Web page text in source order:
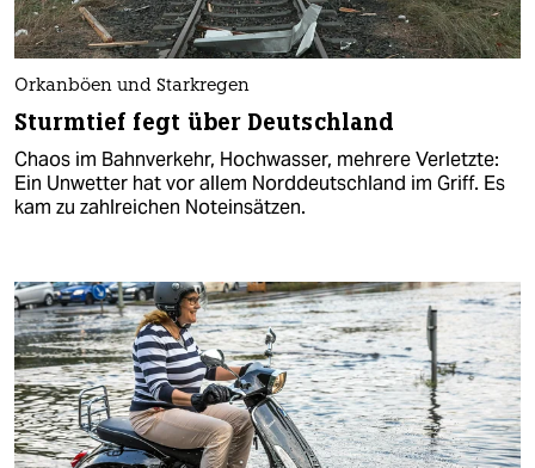
Orkanböen und Starkregen
Sturmtief fegt über Deutschland
Chaos im Bahnverkehr, Hochwasser, mehrere Verletzte:
Ein Unwetter hat vor allem Norddeutschland im Griff. Es
kam zu zahlreichen Noteinsätzen.